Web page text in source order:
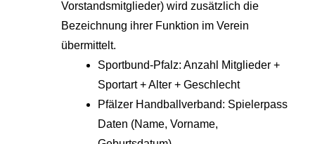
Vorstandsmitglieder) wird zusätzlich die
Bezeichnung ihrer Funktion im Verein
übermittelt.
Sportbund-Pfalz: Anzahl Mitglieder +
Sportart + Alter + Geschlecht
Pfälzer Handballverband: Spielerpass
Daten (Name, Vorname,